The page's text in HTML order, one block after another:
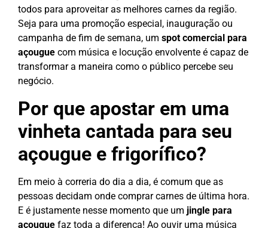
todos para aproveitar as melhores carnes da região.
Seja para uma promoção especial, inauguração ou
campanha de fim de semana, um spot comercial para
açougue com música e locução envolvente é capaz de
transformar a maneira como o público percebe seu
negócio.
Por que apostar em uma
vinheta cantada para seu
açougue e frigorífico?
Em meio à correria do dia a dia, é comum que as
pessoas decidam onde comprar carnes de última hora.
E é justamente nesse momento que um jingle para
açougue faz toda a diferença! Ao ouvir uma música